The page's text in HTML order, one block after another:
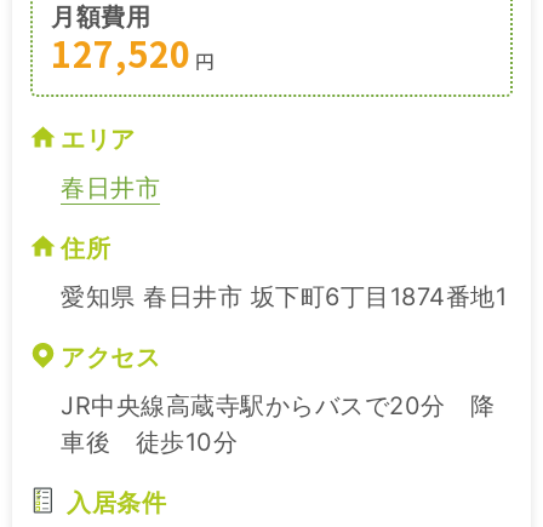
月額費用
127,520 円
エリア
春日井市
住所
愛知県 春日井市 坂下町6丁目1874番地1
アクセス
JR中央線高蔵寺駅からバスで20分 降
車後 徒歩10分
入居条件